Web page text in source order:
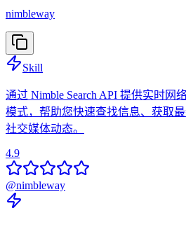
nimbleway
Skill
通过 Nimble Search API 提供实时网
模式，帮助您快速查找信息、获取
社交媒体动态。
4.9
@nimbleway